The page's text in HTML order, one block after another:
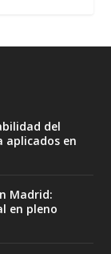
del
aplicados en
Madrid:
en pleno